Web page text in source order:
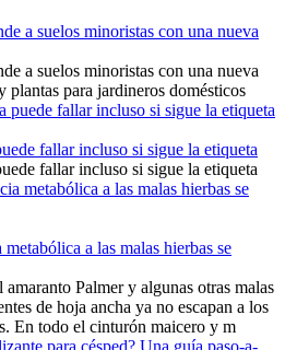
a suelos minoristas con una nueva
a suelos minoristas con una nueva
plantas para jardineros domésticos
fallar incluso si sigue la etiqueta
fallar incluso si sigue la etiqueta
a las malas hierbas se
Palmer y algunas otras malas
de hoja ancha ya no escapan a los
En todo el cinturón maicero y m